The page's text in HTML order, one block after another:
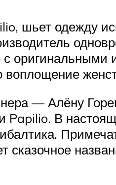
шьет одежду
с
воплощение
— Алёну
Papilio. В
сказочное